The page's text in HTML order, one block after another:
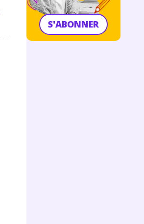
S'ABONNER